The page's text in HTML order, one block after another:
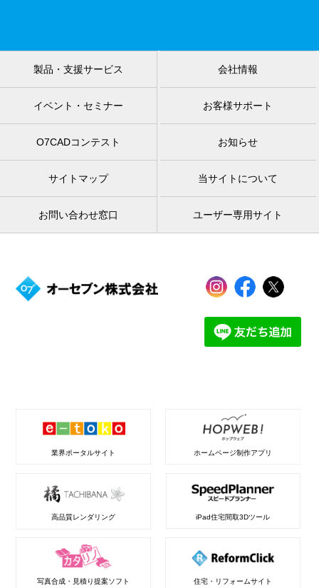
製品・支援サービス 会社情報
イベント・セミナー お客様サポート
O7CADコンテスト お知らせ
サイトマップ 当サイトについて
お問い合わせ窓口 ユーザー専用サイト
業界ポータルサイト ホームページ制作アプリ
高品質レンダリング iPad住宅間取3Dツール
写真合成・見積り提案ソフト 住宅・リフォームサイト